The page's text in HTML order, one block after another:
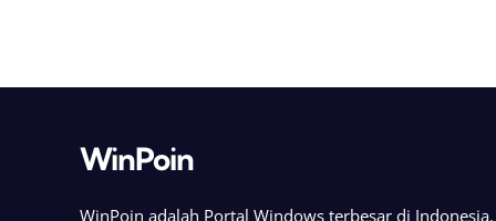
WinPoin
WinPoin adalah Portal Windows terbesar di